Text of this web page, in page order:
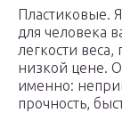
Пластиковые.
для человека
легкости
низкой цене.
именно:
прочность,